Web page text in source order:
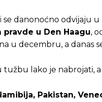
se danonoćno odvijaju
u Den Haagu,
u decembru, a danas
lako je nabrojati,
Pakistan,